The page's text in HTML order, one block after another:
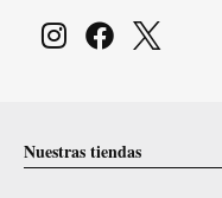
Nuestras tiendas